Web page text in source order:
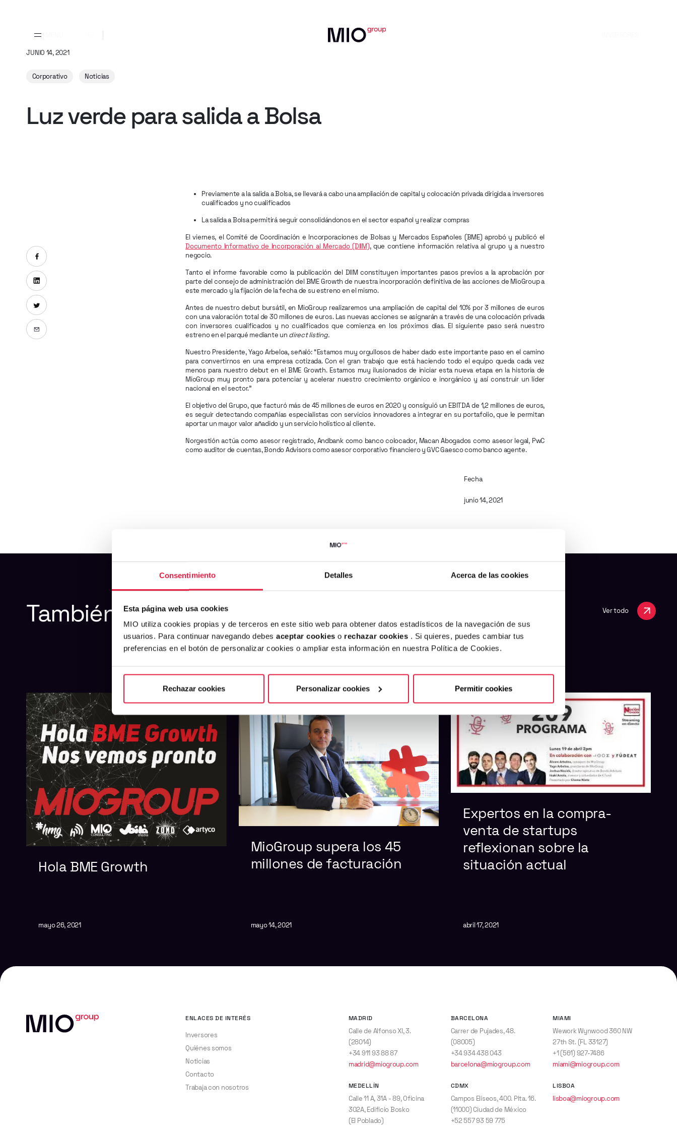
Consentimiento Detalles Acerca de las cookies
Esta página web usa cookies
MIO utiliza cookies propias y de terceros en este sitio web para obtener datos estadísticos de la navegación de sus
usuarios. Para continuar navegando debes aceptar cookies o rechazar cookies . Si quieres, puedes cambiar tus
preferencias en el botón de personalizar cookies o ampliar esta información en nuestra Política de Cookies.
Rechazar cookies Personalizar cookies Permitir cookies
JUNIO 14, 2021
Corporativo Noticias
Luzverde parasalidaaBolsa
Previamente a la salida a Bolsa, se llevará a cabo una ampliación de capital y colocación privada dirigida a inversores
cualificados y no cualificados
La salida a Bolsa permitirá seguir consolidándonos en el sector español y realizar compras
El viernes, el Comité de Coordinación e Incorporaciones de Bolsas y Mercados Españoles (BME) aprobó y publicó el
Documento Informativo de Incorporación al Mercado (DIIM), que contiene información relativa al grupo y a nuestro
negocio.
Tanto el informe favorable como la publicación del DIIM constituyen importantes pasos previos a la aprobación por
parte del consejo de administración del BME Growth de nuestra incorporación definitiva de las acciones de MioGroup a
este mercado y la fijación de la fecha de su estreno en el mismo.
Antes de nuestro debut bursátil, en MioGroup realizaremos una ampliación de capital del 10% por 3 millones de euros
con una valoración total de 30 millones de euros. Las nuevas acciones se asignarán a través de una colocación privada
con inversores cualificados y no cualificados que comienza en los próximos días. El siguiente paso será nuestro
estreno en el parqué mediante un direct listing.
Nuestro Presidente, Yago Arbeloa, señaló: “Estamos muy orgullosos de haber dado este importante paso en el camino
para convertirnos en una empresa cotizada. Con el gran trabajo que está haciendo todo el equipo queda cada vez
menos para nuestro debut en el BME Growth. Estamos muy ilusionados de iniciar esta nueva etapa en la historia de
MioGroup muy pronto para potenciar y acelerar nuestro crecimiento orgánico e inorgánico y así construir un líder
nacional en el sector.”
El objetivo del Grupo, que facturó más de 45 millones de euros en 2020 y consiguió un EBITDA de 1,2 millones de euros,
es seguir detectando compañías especialistas con servicios innovadores a integrar en su portafolio, que le permitan
aportar un mayor valor añadido y un servicio holístico al cliente.
Norgestión actúa como asesor registrado, Andbank como banco colocador, Macan Abogados como asesor legal, PwC
como auditor de cuentas, Bondo Advisors como asesor corporativo financiero y GVC Gaesco como banco agente.
Fecha
junio 14, 2021
Compartir en Facebook
Compartir en Linkedin
Compartir en X
Enviar por email
También teinteresará Ver todo
Hola BME Growth
mayo 26, 2021
MioGroup supera los 45
millones de facturación
mayo 14, 2021
Expertos en la compra-
venta de startups
reflexionan sobre la
situación actual
abril 17, 2021
ENLACES DE INTERÉS
Inversores
Quiénes somos
Noticias
Contacto
Trabaja con nosotros
MADRID
Calle de Alfonso XI, 3.
(28014)
+34 911 93 88 87
madrid@miogroup.com
BARCELONA
Carrer de Pujades, 48.
(08005)
+34 934 438 043
barcelona@miogroup.com
MIAMI
Wework Wynwood 360 NW
27th St. (FL 33127)
+1 (561) 927-7486
miami@miogroup.com
MEDELLÍN
Calle 11 A, 31A - 89, Oficina
302A, Edificio Bosko
(El Poblado)
CDMX
Campos Elíseos, 400. Plta. 16.
(11000) Ciudad de México
+52 557 93 59 775
LISBOA
lisboa@miogroup.com